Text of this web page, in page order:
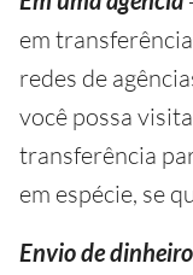
em
redes de
você possa
transferência
em espécie, se
Envio de